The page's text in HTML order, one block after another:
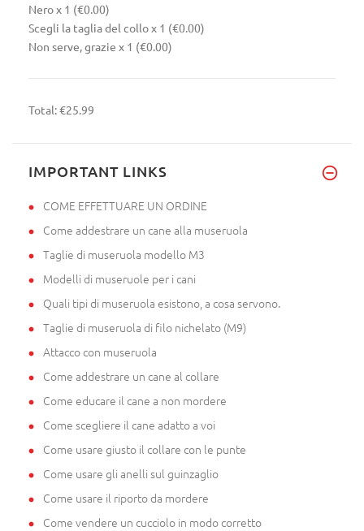
Nerox 1 (€0.00)
Scegli la taglia del collox 1 (€0.00)
Non serve, grazie x 1 (€0.00)
Total:€25.99
IMPORTANT LINKS
COME EFFETTUARE UN ORDINE
Come addestrare un cane alla museruola
Taglie di museruola modello M3
Modelli di museruole per i cani
Quali tipi di museruola esistono, a cosa servono.
Taglie di museruola di filo nichelato (M9)
Attacco con museruola
Come addestrare un cane al collare
Come educare il cane a non mordere
Come scegliere il cane adatto a voi
Come usare giusto il collare con le punte
Come usare gli anelli sul guinzaglio
Come usare il riporto da mordere
Come vendere un cucciolo in modo corretto